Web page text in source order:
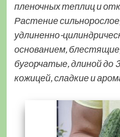
пленочных теплиц и
Растение
удлиненно-
основанием,
бугорчатые, длиной до
кожицей, сладкие и